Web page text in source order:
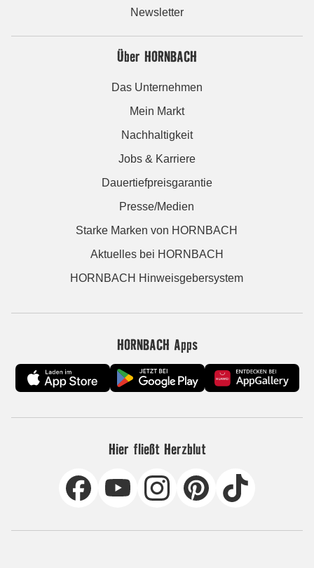
Newsletter
Über HORNBACH
Das Unternehmen
Mein Markt
Nachhaltigkeit
Jobs & Karriere
Dauertiefpreisgarantie
Presse/Medien
Starke Marken von HORNBACH
Aktuelles bei HORNBACH
HORNBACH Hinweisgebersystem
HORNBACH Apps
Hier fließt Herzblut